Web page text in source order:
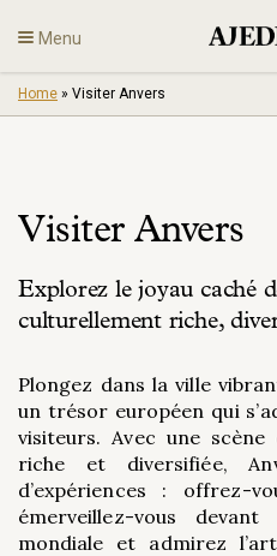
to
content
Menu
Diamants
Fr
Home » Visiter Anvers
Visiter Anvers
Explorez le joyau caché
culturellement riche,
Plongez dans la ville
un trésor européen qui
visiteurs. Avec une
riche et diversifiée,
d’expériences : offrez-
émerveillez-vous
mondiale et admirez